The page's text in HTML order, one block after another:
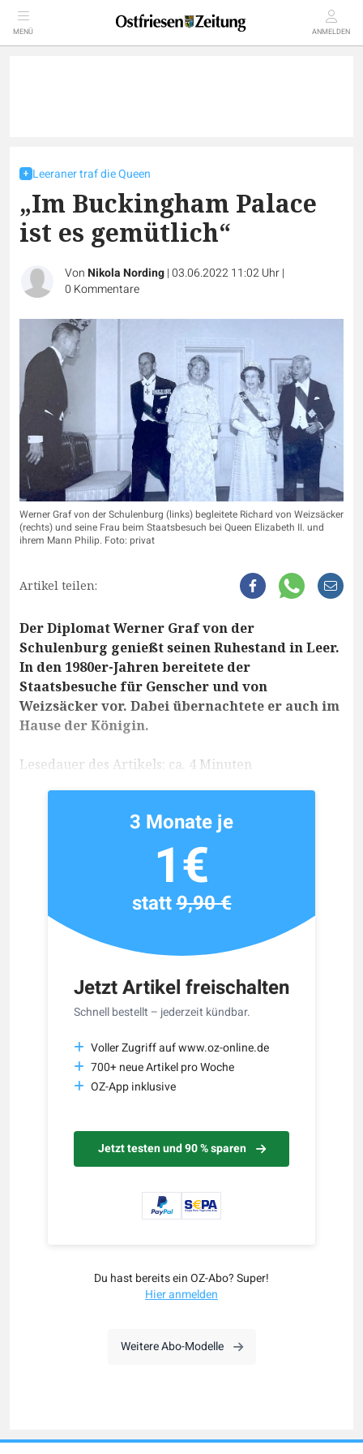
MENÜ ANMELDEN
Leeraner traf die Queen
„Im Buckingham Palace
ist es gemütlich“
VonNikola Nording|03.06.2022 11:02 Uhr|
0 Kommentare
Werner Graf von der Schulenburg (links) begleitete Richard von Weizsäcker
(rechts) und seine Frau beim Staatsbesuch bei Queen Elizabeth II. und
ihrem Mann Philip. Foto: privat
Artikel teilen:
Der Diplomat Werner Graf von der
Schulenburg genießt seinen Ruhestand in Leer.
In den 1980er-Jahren bereitete der
Staatsbesuche für Genscher und von
Weizsäcker vor. Dabei übernachtete er auch im
Hause der Königin.
Lesedauer des Artikels: ca. 4 Minuten
Jetzt Artikel freischalten
Schnell bestellt – jederzeit kündbar.
Voller Zugriff auf www.oz-online.de
700+ neue Artikel pro Woche
OZ-App inklusive
Jetzt testen und 90 % sparen
3 Monate je
1€
statt9,90 €
Du hast bereits ein OZ-Abo? Super!
Hier anmelden
Weitere Abo-Modelle